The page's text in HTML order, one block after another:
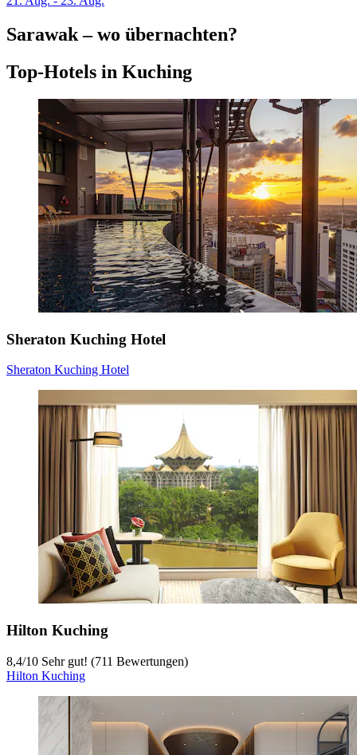
Sarawak – wo übernachten?
Top-Hotels in Kuching
Sheraton Kuching Hotel
Sheraton Kuching Hotel
Hilton Kuching
8,4/10 Sehr gut! (711 Bewertungen)
Hilton Kuching